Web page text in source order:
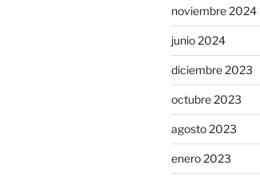
noviembre 2024
junio 2024
diciembre 2023
octubre 2023
agosto 2023
enero 2023